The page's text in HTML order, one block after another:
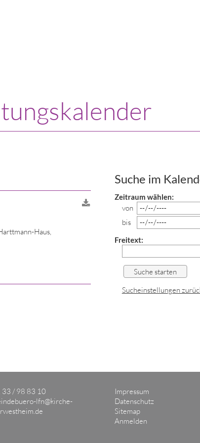
Suche im
Zeitraum wählen:
von
bis
Freitext:
Sucheinstellungen
Haus,
/ 98 83 10
lfn@kirche-
Impressum
Datenschutz
Sitemap
Anmelden